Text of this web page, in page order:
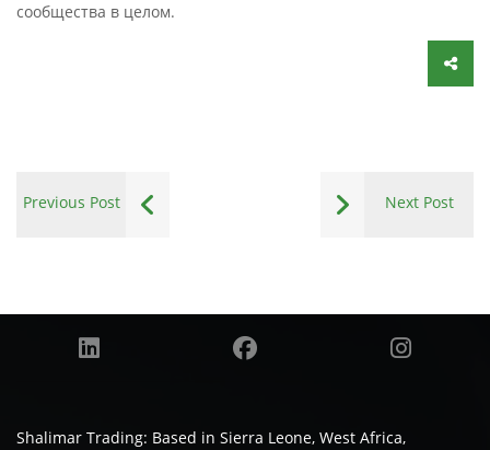
сообщества в целом.
Previous Post Next Post
Shalimar Trading: Based in Sierra Leone, West Africa,